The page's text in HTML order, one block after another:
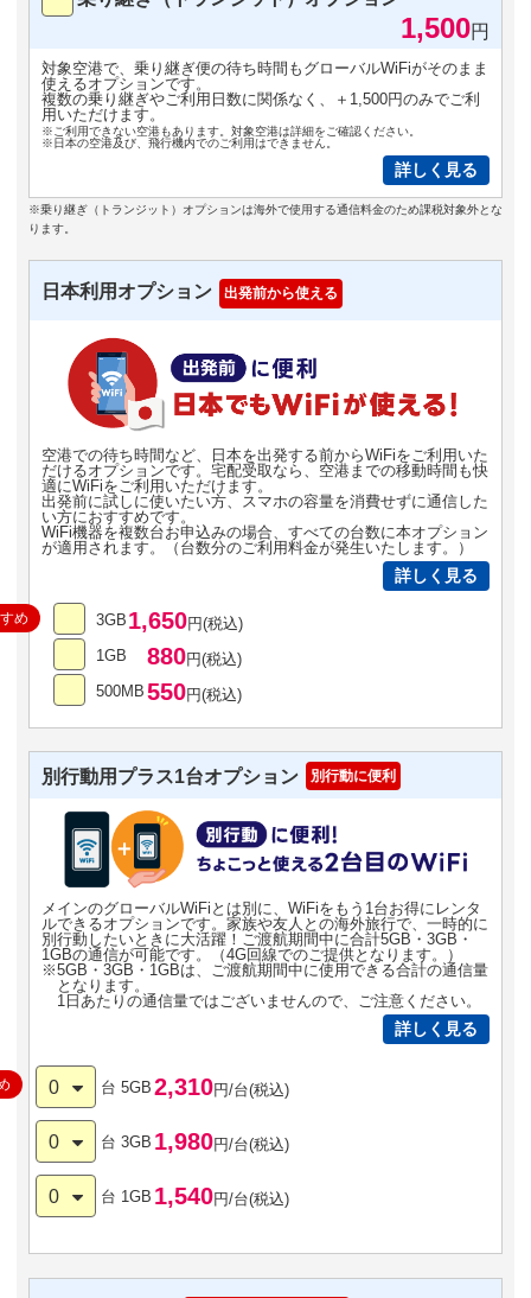
1,500円
対象空港で、乗り継ぎ便の待ち時間もグローバルWiFiがそのまま
使えるオプションです。
複数の乗り継ぎやご利用日数に関係なく、＋1,500円のみでご利
用いただけます。
※ご利用できない空港もあります。対象空港は詳細をご確認ください。
※日本の空港及び、飛行機内でのご利用はできません。
詳しく見る
※乗り継ぎ（トランジット）オプションは海外で使用する通信料金のため課税対象外とな
ります。
日本利用オプション 出発前から使える
空港での待ち時間など、日本を出発する前からWiFiをご利用いた
だけるオプションです。宅配受取なら、空港までの移動時間も快
適にWiFiをご利用いただけます。
出発前に試しに使いたい方、スマホの容量を消費せずに通信した
い方におすすめです。
WiFi機器を複数台お申込みの場合、すべての台数に本オプション
が適用されます。（台数分のご利用料金が発生いたします。）
詳しく見る
3GB 1,650円(税込)
め
1GB 880円(税込)
500MB 550円(税込)
別行動用プラス1台オプション 別行動に便利
メインのグローバルWiFiとは別に、WiFiをもう1台お得にレンタ
ルできるオプションです。家族や友人との海外旅行で、一時的に
別行動したいときに大活躍！ご渡航期間中に合計5GB・3GB・
1GBの通信が可能です。（4G回線でのご提供となります。）
※5GB・3GB・1GBは、ご渡航期間中に使用できる合計の通信量
となります。
1日あたりの通信量ではございませんので、ご注意ください。
詳しく見る
0 台 5GB 2,310円/台(税込)
0 台 3GB 1,980円/台(税込)
0 台 1GB 1,540円/台(税込)